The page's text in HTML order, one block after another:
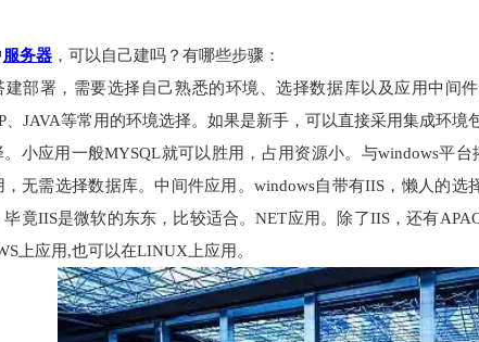
服务器，可以自己建吗？有哪些步骤：
建部署，需要选择自己熟悉的环境、选择数据库以及应用中间件
、JAVA等常用的环境选择。如果是新手，可以直接采用集成环境包
小应用一般MYSQL就可以胜用，占用资源小。与windows平台
，无需选择数据库。中间件应用。windows自带有IIS，懒人的选
竟IIS是微软的东东，比较适合。NET应用。除了IIS，还有
上应用,也可以在LINUX上应用。